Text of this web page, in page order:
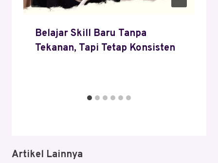
Belajar Skill Baru Tanpa
Tekanan, Tapi Tetap Konsisten
Artikel Lainnya